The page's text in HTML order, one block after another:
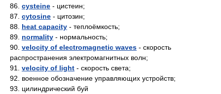
86. cysteine - цистеин;
87. cytosine - цитозин;
88. heat capacity - теплоёмкость;
89. normality - нормальность;
90. velocity of electromagnetic waves - скорость
распространения электромагнитных волн;
91. velocity of light - скорость света;
92. военное обозначение управляющих устройств;
93. цилиндрический буй